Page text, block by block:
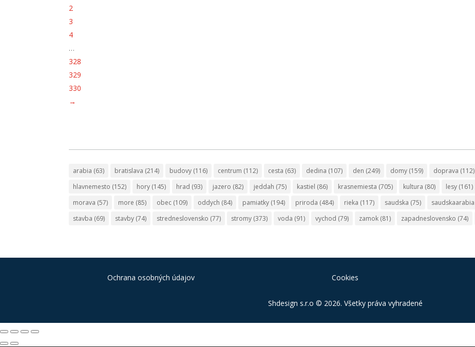
2
3
4
…
328
329
330
→
arabia (63) bratislava (214) budovy (116) centrum (112) cesta (63) dedina (107) den (249) domy (159) doprava (112)
hlavnemesto (152) hory (145) hrad (93) jazero (82) jeddah (75) kastiel (86) krasnemiesta (705) kultura (80) lesy (161)
morava (57) more (85) obec (109) oddych (84) pamiatky (194) priroda (484) rieka (117) saudska (75) saudskaarabia
stavba (69) stavby (74) stredneslovensko (77) stromy (373) voda (91) vychod (79) zamok (81) zapadneslovensko (74)
Ochrana osobných údajov Cookies
Shdesign s.r.o © 2026. Všetky práva vyhradené